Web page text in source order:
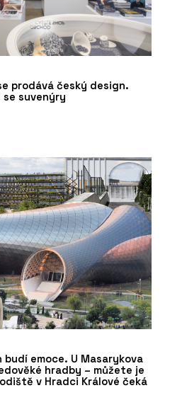
prodává český design.
suvenýry
emoce. U Masarykova
hradby – můžete je
v Hradci Králové čeká